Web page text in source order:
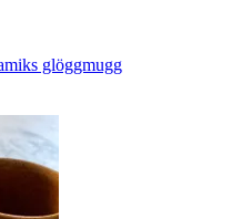
glöggmugg